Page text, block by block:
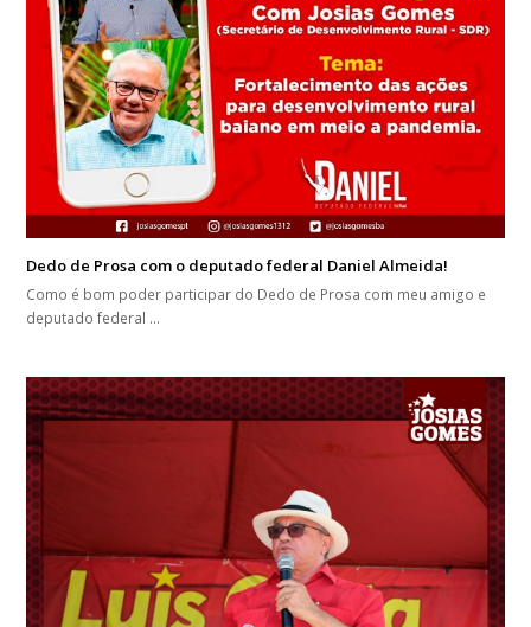
Dedo de Prosa com o deputado federal Daniel Almeida!
Como é bom poder participar do Dedo de Prosa com meu amigo e
deputado federal …